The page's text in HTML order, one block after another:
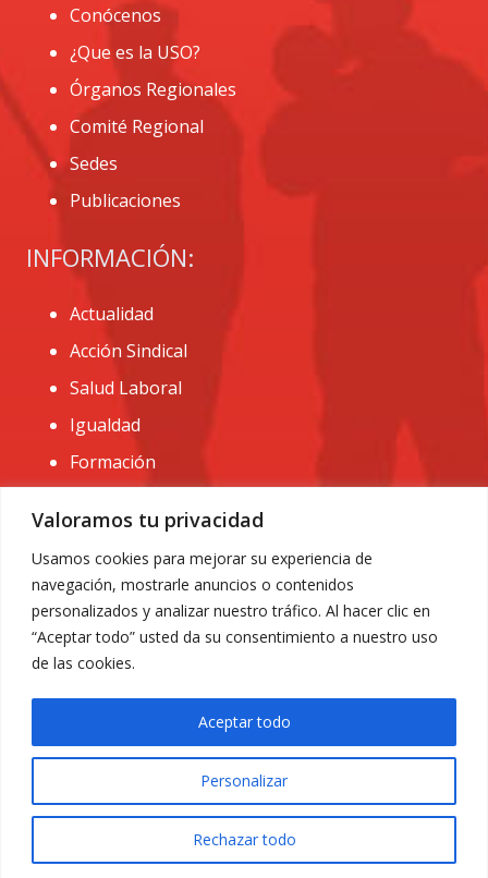
Valoramos tu privacidad
Usamos cookies para mejorar su experiencia de
navegación, mostrarle anuncios o contenidos
personalizados y analizar nuestro tráfico. Al hacer clic en
“Aceptar todo” usted da su consentimiento a nuestro uso
de las cookies.
Personalizar
Rechazar todo
Aceptar todo
Conócenos
¿Que es la USO?
Órganos Regionales
Comité Regional
Sedes
Publicaciones
INFORMACIÓN:
Actualidad
Acción Sindical
Salud Laboral
Igualdad
Formación
CONTACTO:
administracion@usomurcia.org
968 25 01 20
C/ Huerto de las bombas nº6. 30009 Murcia
Privacidad|
© 2018 Todos los derechos reservados. Diseño web
ACRILONIA